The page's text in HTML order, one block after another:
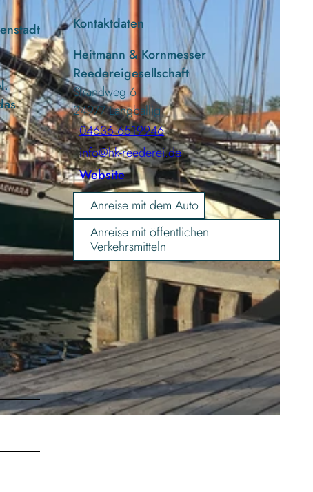
Kontaktdaten
Heitmann & Kornmesser
Reedereigesellschaft
Strandweg 6
24977Langballig
04636 6519946
info@hk-reederei.de
Website
Anreise mit dem Auto
Anreise mit öffentlichen
Verkehrsmitteln